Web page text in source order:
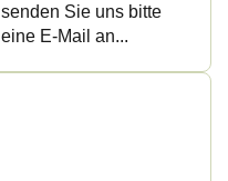
senden Sie uns bitte
eine E-Mail an...